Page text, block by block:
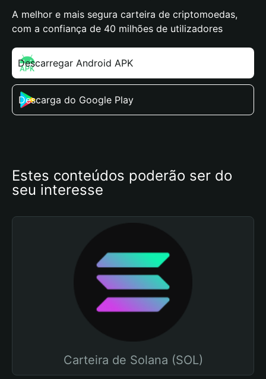
A melhor e mais segura carteira de criptomoedas,
com a confiança de 40 milhões de utilizadores
Descarregar Android APK
Descarga do Google Play
Estes conteúdos poderão ser do
seu interesse
Carteira de Solana (SOL)